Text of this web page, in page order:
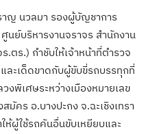
ญ นวลมา รองผู้บัญชาการ
นย์บริหารงานจราจร สำนักงาน
ตร.) กำชับให้เจ้าหน้าที่ตำรวจ
ละเด็ดขาดกับผู้ขับขี่รถบรรทุกที่
พิเศษระหว่างเมืองหมายเลข
คร อ.บางปะกง จ.ฉะเชิงเทรา
ห้ผู้ใช้รถคันอื่นขับเหยียบและ